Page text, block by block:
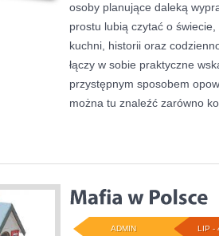
osoby planujące daleką
prostu lubią czytać o
kuchni, historii oraz
łączy w sobie praktyczne
przystępnym sposobem
można tu znaleźć zarówno
LIP -
ADMIN